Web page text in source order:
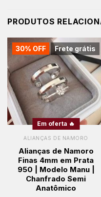
PRODUTOS
Frete grátis
30% OFF
Em oferta 🔥
ALIANÇAS DE NAMORO
Alianças de Namoro
Finas 4mm em Prata
950 | Modelo Manu |
Chanfrado Semi
Anatômico